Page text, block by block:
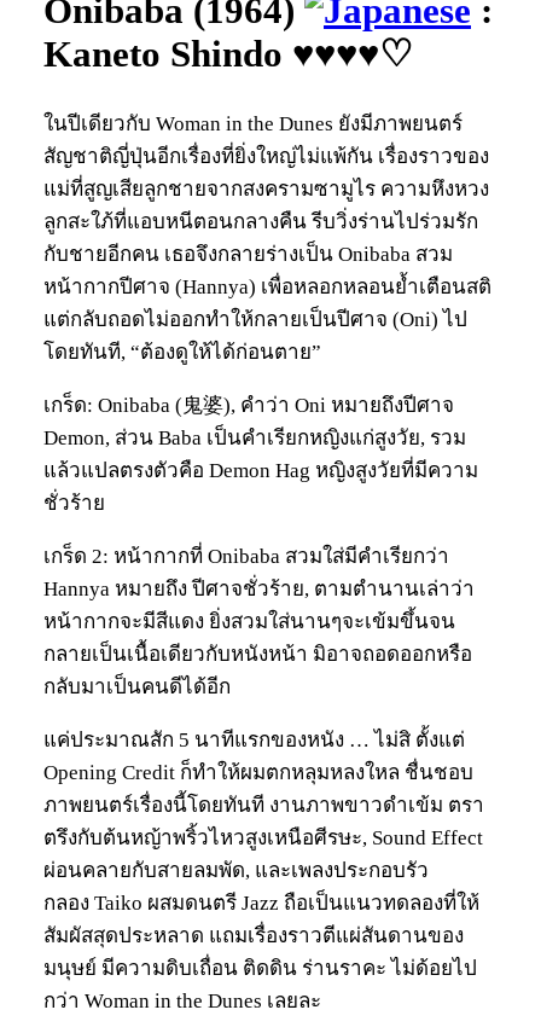
Onibaba (1964)
:
Kaneto Shindo ♥♥♥♥♡
ในปีเดียวกับ Woman in the Dunes ยังมีภาพยนตร์
สัญชาติญี่ปุ่นอีกเรื่องที่ยิ่งใหญ่ไม่แพ้กัน เรื่องราวของ
แม่ที่สูญเสียลูกชายจากสงครามซามูไร ความหึงหวง
ลูกสะใภ้ที่แอบหนีตอนกลางคืน รีบวิ่งร่านไปร่วมรัก
กับชายอีกคน เธอจึงกลายร่างเป็น Onibaba สวม
หน้ากากปีศาจ (Hannya) เพื่อหลอกหลอนย้ำเตือนสติ
แต่กลับถอดไม่ออกทำให้กลายเป็นปีศาจ (Oni) ไป
โดยทันที, “ต้องดูให้ได้ก่อนตาย”
เกร็ด: Onibaba (鬼婆), คำว่า Oni หมายถึงปีศาจ
Demon, ส่วน Baba เป็นคำเรียกหญิงแก่สูงวัย, รวม
แล้วแปลตรงตัวคือ Demon Hag หญิงสูงวัยที่มีความ
ชั่วร้าย
เกร็ด 2: หน้ากากที่ Onibaba สวมใส่มีคำเรียกว่า
Hannya หมายถึง ปีศาจชั่วร้าย, ตามตำนานเล่าว่า
หน้ากากจะมีสีแดง ยิ่งสวมใส่นานๆจะเข้มขึ้นจน
กลายเป็นเนื้อเดียวกับหนังหน้า มิอาจถอดออกหรือ
กลับมาเป็นคนดีได้อีก
แค่ประมาณสัก 5 นาทีแรกของหนัง … ไม่สิ ตั้งแต่
Opening Credit ก็ทำให้ผมตกหลุมหลงใหล ชื่นชอบ
ภาพยนตร์เรื่องนี้โดยทันที งานภาพขาวดำเข้ม ตรา
ตรึงกับต้นหญ้าพริ้วไหวสูงเหนือศีรษะ, Sound Effect
ผ่อนคลายกับสายลมพัด, และเพลงประกอบรัว
กลอง Taiko ผสมดนตรี Jazz ถือเป็นแนวทดลองที่ให้
สัมผัสสุดประหลาด แถมเรื่องราวตีแผ่สันดานของ
มนุษย์ มีความดิบเถื่อน ติดดิน ร่านราคะ ไม่ด้อยไป
กว่า Woman in the Dunes เลยละ